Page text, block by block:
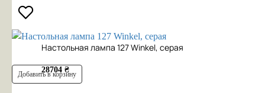
Настольная лампа 127 Winkel, серая
28704 ₴
Добавить в корзину